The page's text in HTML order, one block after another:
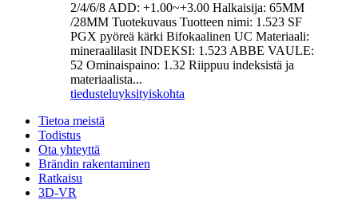
2/4/6/8 ADD: +1.00~+3.00 Halkaisija: 65MM
/28MM Tuotekuvaus Tuotteen nimi: 1.523 SF
PGX pyöreä kärki Bifokaalinen UC Materiaali:
mineraalilasit INDEKSI: 1.523 ABBE VAULE:
52 Ominaispaino: 1.32 Riippuu indeksistä ja
materiaalista...
tiedusteluyksityiskohta
Tietoa meistä
Todistus
Ota yhteyttä
Brändin rakentaminen
Ratkaisu
3D-VR